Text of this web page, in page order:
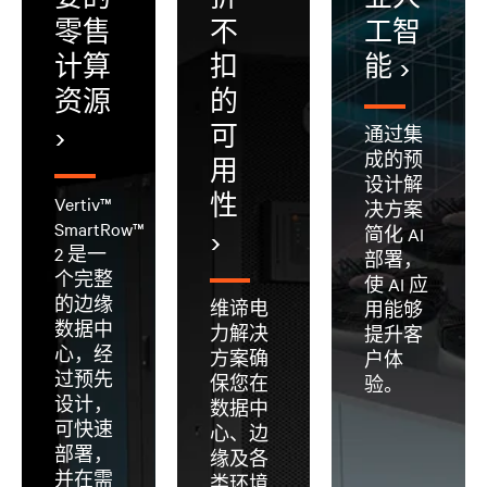
零售
计算
资源
Vertiv™
SmartRow™
2 是一
个完整
的边缘
数据中
心，经
过预先
设计，
可快速
部署，
并在需
不
扣
的
可
用
性
维谛电
力解决
方案确
保您在
数据中
心、边
缘及各
工智
能
通过集
成的预
设计解
决方案
简化 AI
部署，
使 AI 应
用能够
提升客
户体
验。